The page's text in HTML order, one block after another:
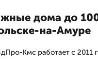
дома до
на-Амуре
Кмс работает с 2011